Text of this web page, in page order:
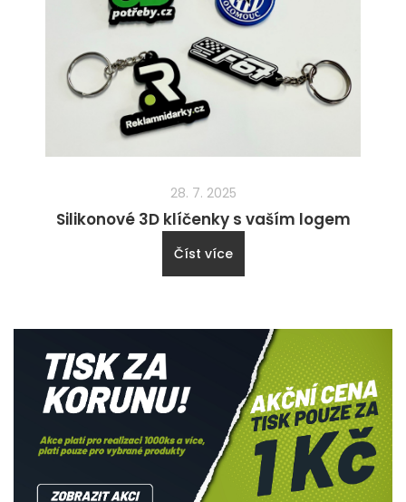
28. 7. 2025
Silikonové 3D klíčenky s vaším logem
Číst více